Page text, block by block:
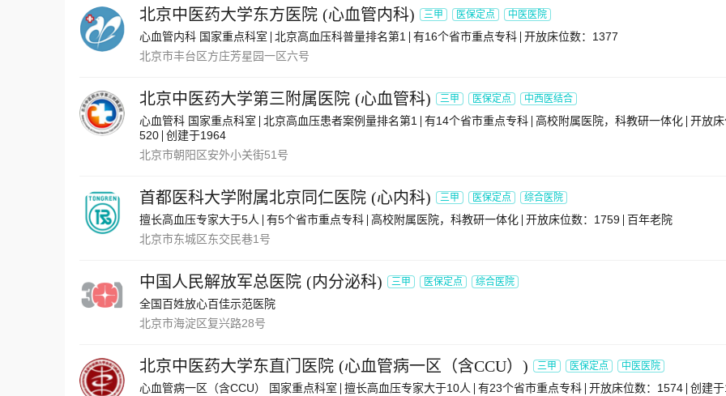
北京中医药大学东方医院 (心血管内科) 三甲 医保定点 中医医院
心血管内科 国家重点科室 北京高血压科普量排名第1 有16个省市重点专科 开放床位数：1377
北京市丰台区方庄芳星园一区六号
北京中医药大学第三附属医院 (心血管科) 三甲 医保定点 中西医结合
心血管科 国家重点科室 北京高血压患者案例量排名第1 有14个省市重点专科 高校附属医院，科教研一体化 开放
520 创建于1964
北京市朝阳区安外小关街51号
首都医科大学附属北京同仁医院 (心内科) 三甲 医保定点 综合医院
擅长高血压专家大于5人 有5个省市重点专科 高校附属医院，科教研一体化 开放床位数：1759 百年老院
北京市东城区东交民巷1号
中国人民解放军总医院 (内分泌科) 三甲 医保定点 综合医院
全国百姓放心百佳示范医院
北京市海淀区复兴路28号
北京中医药大学东直门医院 (心血管病一区（含CCU） ) 三甲 医保定点 中医医院
心血管病一区（含CCU） 国家重点科室 擅长高血压专家大于10人 有23个省市重点专科 开放床位数：1574 创建